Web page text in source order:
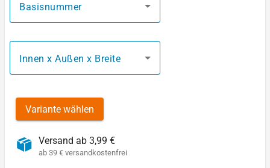
Basisnummer
Innen x Außen x Breite
Variante wählen
Versand ab 3,99 €
ab 39 € versandkostenfrei